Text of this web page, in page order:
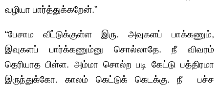
வழியா பார்த்துக்கறேன்.”
“பேசாம வீட்டுக்குள்ள இரு. அவுகளப் பாக்கணும்,
இவுகளப் பார்க்கணும்னு சொல்லாதே. நீ விவரம்
தெரியாத பிள்ள. அம்மா சொல்ற படி கேட்டு பத்திரமா
இருந்துக்கோ. காலம் கெட்டுக் கெடக்கு. நீ பச்ச